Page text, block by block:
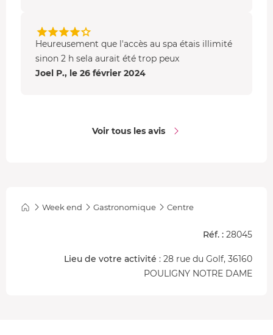
Dotée d'une terrasse, elle dispose de l'air conditionné, de
la TV, du téléphone, du wi-fi gratuit et d'un coffre-fort,
ainsi que d'un grand lit double et d'une
Heureusement que l'accès au spa étais illimité
sinon 2 h sela aurait été trop peux
Joel P., le 26 février 2024
Voir tous les avis
Week end Gastronomique Centre
Réf. : 28045
Lieu de votre activité : 28 rue du Golf, 36160
POULIGNY NOTRE DAME